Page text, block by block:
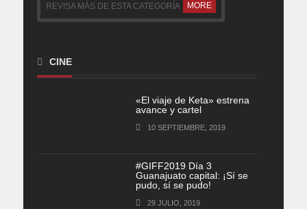
REVISA MÁS DE ESTA CATEGORÍA MORE
CINE
«El viaje de Keta» estrena
avance y cartel
10 SEPTIEMBRE, 2019
#GIFF2019 Día 3
Guanajuato capital: ¡Sí se
pudo, sí se pudo!
29 JULIO, 2019